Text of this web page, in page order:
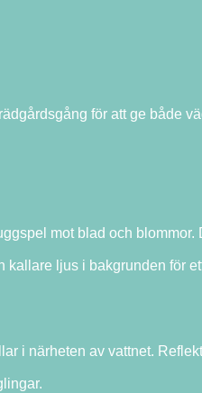
för att ge både
mot blad och blommor.
ljus i bakgrunden för
i närheten av vattnet.